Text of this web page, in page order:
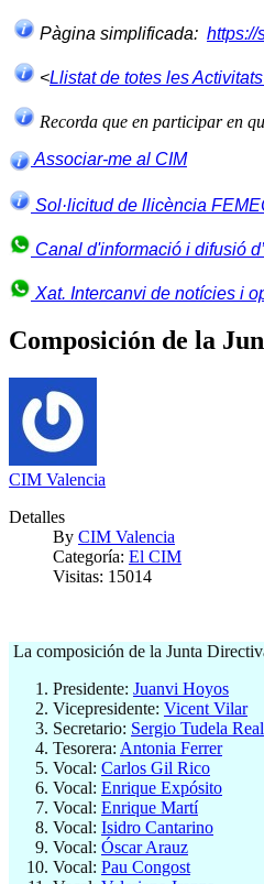
Pàgina simplificada: https://
<Llistat de totes les
Recorda que en participar en
Associar-me al CIM
Sol·licitud de llicència
Canal d'informació i difusió
Xat. Intercanvi de notícies i
Composición de la
CIM Valencia
Detalles
By CIM Valencia
Categoría: El CIM
Visitas: 15014
La composición de la Junta
Presidente: Juanvi Hoyos
Vicepresidente: Vicent Vilar
Secretario: Sergio Tudela Real
Tesorera: Antonia Ferrer
Vocal: Carlos Gil Rico
Vocal: Enrique Expósito
Vocal: Enrique Martí
Vocal: Isidro Cantarino
Vocal: Óscar Arauz
Vocal: Pau Congost